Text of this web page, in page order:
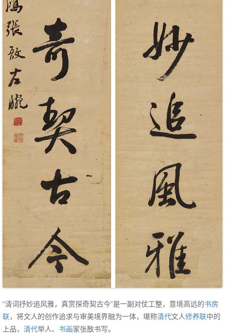
“清词抒妙追风雅，真赏探奇契古今”是一副对仗工整，意境高远的书房
联，将文人的创作追求与审美境界融为一体，堪称清代文人修养联中的
上品， 清代举人、 书画家张敔书写。